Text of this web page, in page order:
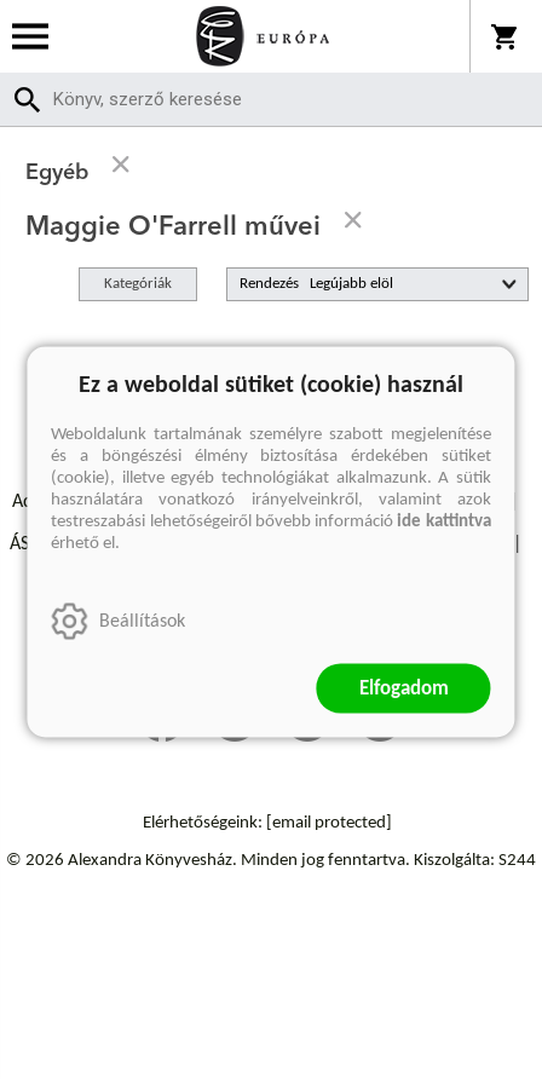
Egyéb
Maggie O'Farrell művei
Kategóriák Rendezés
A keresett kifejezésre nincs találat
Adatvédelmi szabályzatok Elállási felmondási nyilatkozat
ÁSZF - Vásárlási feltételek
Szállítási információk
Elérhetőségeink: [email protected]
© 2026 Alexandra Könyvesház. Minden jog fenntartva. Kiszolgálta: S244
Ez a weboldal sütiket (cookie) használ
Weboldalunk tartalmának személyre szabott megjelenítése
és a böngészési élmény biztosítása érdekében sütiket
(cookie), illetve egyéb technológiákat alkalmazunk. A sütik
használatára vonatkozó irányelveinkről, valamint azok
testreszabási lehetőségeiről bővebb információide kattintva
érhető el.
Beállítások
Elfogadom